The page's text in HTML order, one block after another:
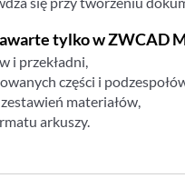
tylko w ZWCAD
i przekładni,
części i
materiałów,
arkuszy.